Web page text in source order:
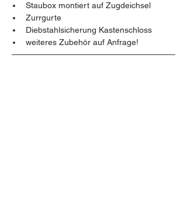
Staubox montiert auf Zugdeichsel
Zurrgurte
Diebstahlsicherung Kastenschloss
weiteres Zubehör auf Anfrage!